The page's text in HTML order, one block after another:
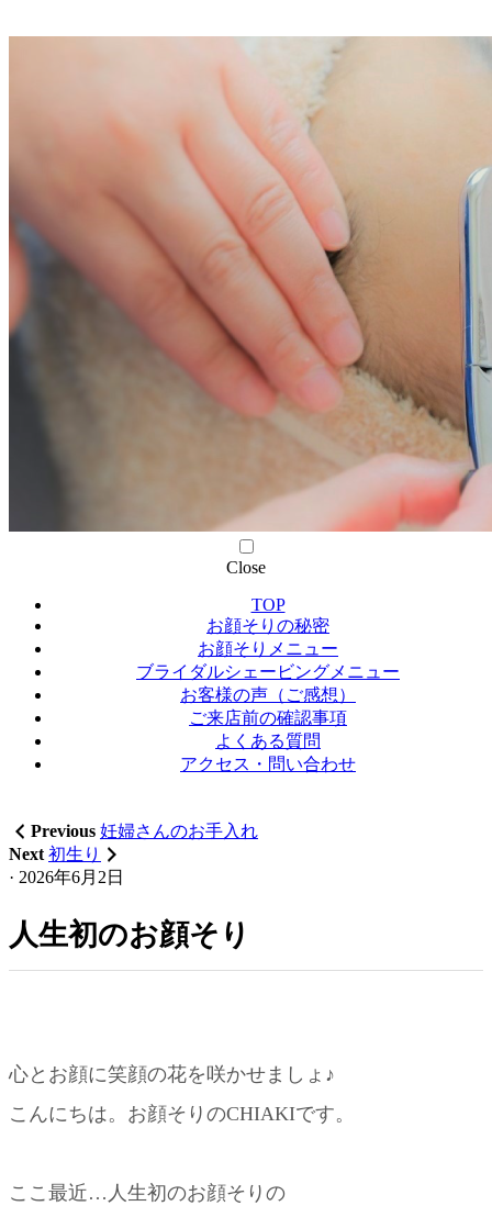
CloseSkip
content
TOP
お顔そりの秘密
お顔そりメニュー
ブライダルシェービングメニュー
お客様の声（ご感想）
ご来店前の確認事項
よくある質問
アクセス・問い合わせ
Previous 妊婦さんのお手入れ
Next 初生り
· 2026年6月2日
人生初のお顔そり
心とお顔に笑顔の花を咲かせましょ♪
こんにちは。お顔そりのCHIAKIです。
ここ最近…人生初のお顔そりの